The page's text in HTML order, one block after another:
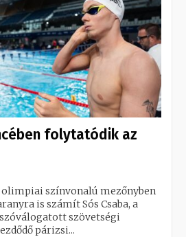
folytatódik az
olimpiai színvonalú mezőnyben
is számít Sós Csaba, a
szövetségi
párizsi...